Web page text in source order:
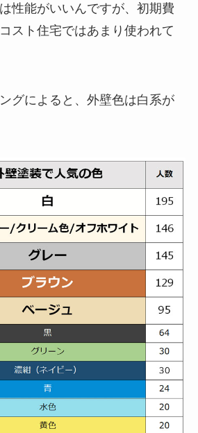
性能がいいんですが、初期費
スト住宅ではあまり使われて
グによると、外壁色は白系が